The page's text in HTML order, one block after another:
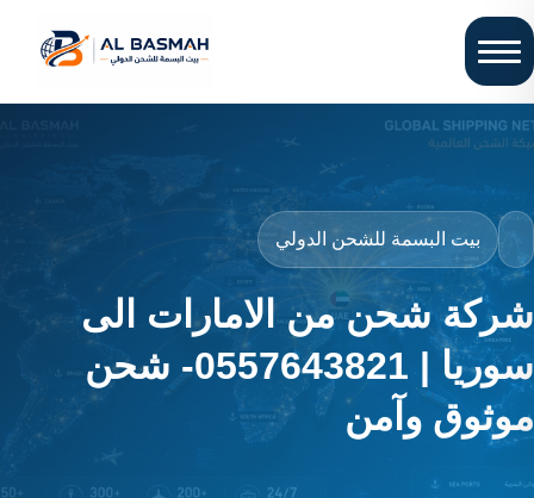
بيت البسمة للشحن الدولي
شركة شحن من الامارات الى
سوريا | 0557643821- شحن
موثوق وآمن